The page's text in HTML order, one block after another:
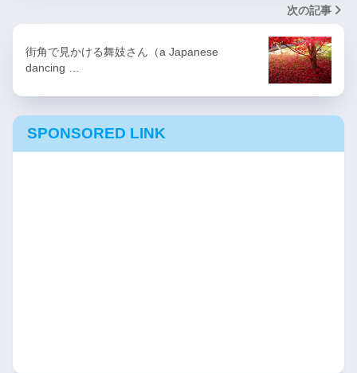
次の記事
街角で見かける舞妓さん（a Japanese
dancing …
SPONSORED LINK